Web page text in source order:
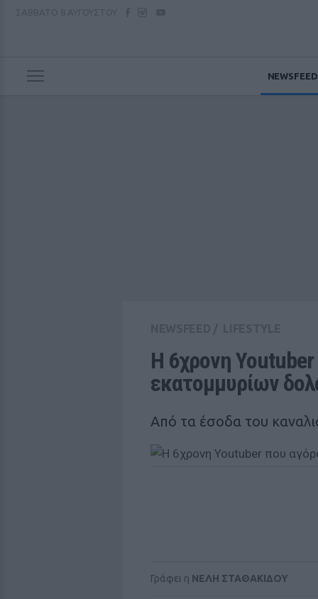
NEWSFEED
Η 6χρονη
εκατομμυρίων
Από τα έσοδα του
Γράφει η ΝΕΛΗ ΣΤΑΘΑΚΙΔΟΥ